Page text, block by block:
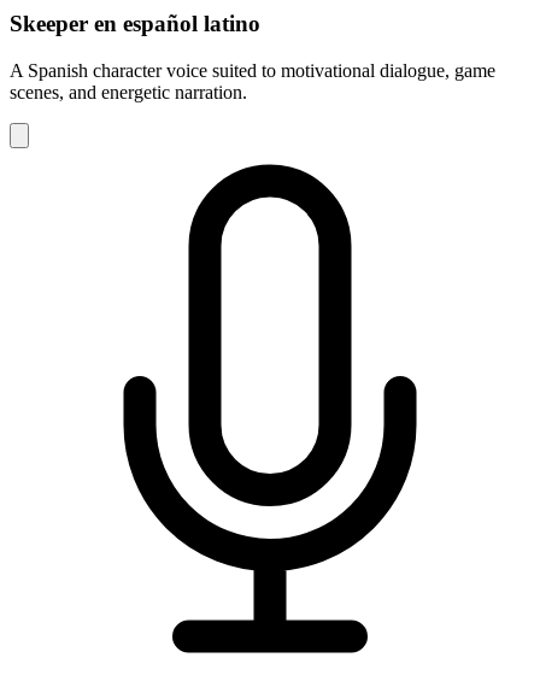
Skeeper en español latino
A Spanish character voice suited to motivational dialogue, game
scenes, and energetic narration.